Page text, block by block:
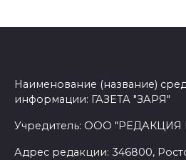
Наименование (название)
информации: ГАЗЕТА "ЗАРЯ"
Учредитель: ООО "РЕДАКЦИЯ
Адрес редакции: 346800,